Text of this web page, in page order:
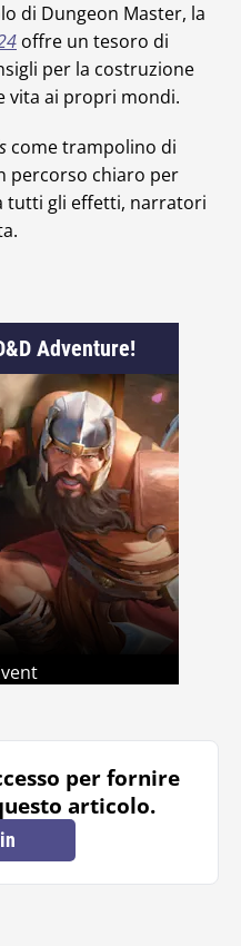
di Dungeon Master, la
offre un tesoro di
per la costruzione
vita ai propri mondi.
come trampolino di
percorso chiaro per
tutti gli effetti, narratori
Adventure!
per fornire
articolo.